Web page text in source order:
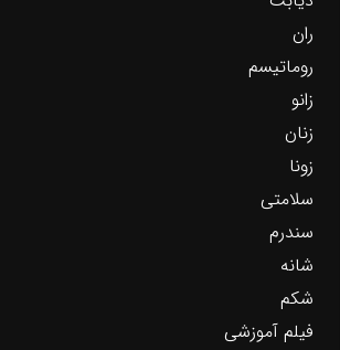
ران
روماتیسم
زانو
زنان
زونا
سلامتی
سندرم
شانه
شکم
فیلم آموزشی